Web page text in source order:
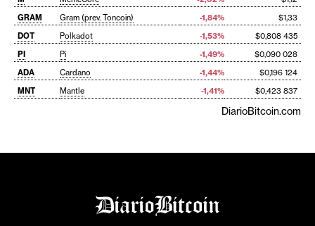
GRAM
Gram (prev. Toncoin) -1,84%
$1,33
DOT
Polkadot -1,53%
$0,808 435
PI
Pi -1,49%
$0,090 028
ADA
Cardano -1,44%
$0,196 124
MNT
Mantle -1,41% $0,423 837
DiarioBitcoin.com